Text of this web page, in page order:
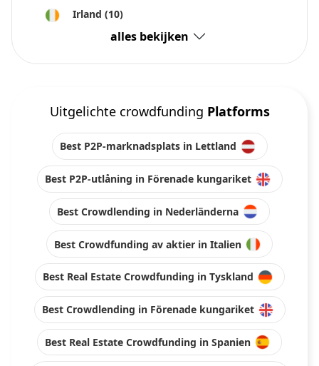
Irland (10)
alles bekijken
Uitgelichte crowdfunding Platforms
Best P2P-marknadsplats in Lettland
Best P2P-utlåning in Förenade kungariket
Best Crowdlending in Nederländerna
Best Crowdfunding av aktier in Italien
Best Real Estate Crowdfunding in Tyskland
Best Crowdlending in Förenade kungariket
Best Real Estate Crowdfunding in Spanien